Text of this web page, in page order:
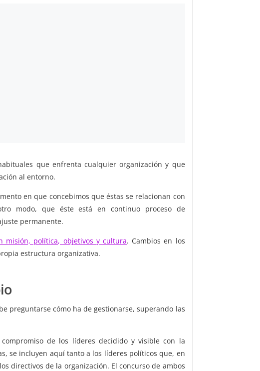
que enfrenta cualquier organización y que
al entorno.
en que concebimos que éstas se relacionan con
modo, que éste está en continuo proceso de
permanente.
misión, política, objetivos y cultura. Cambios en los
estructura organizativa.
preguntarse cómo ha de gestionarse, superando las
de los líderes decidido y visible con la
se incluyen aquí tanto a los líderes políticos que, en
directivos de la organización. El concurso de ambos